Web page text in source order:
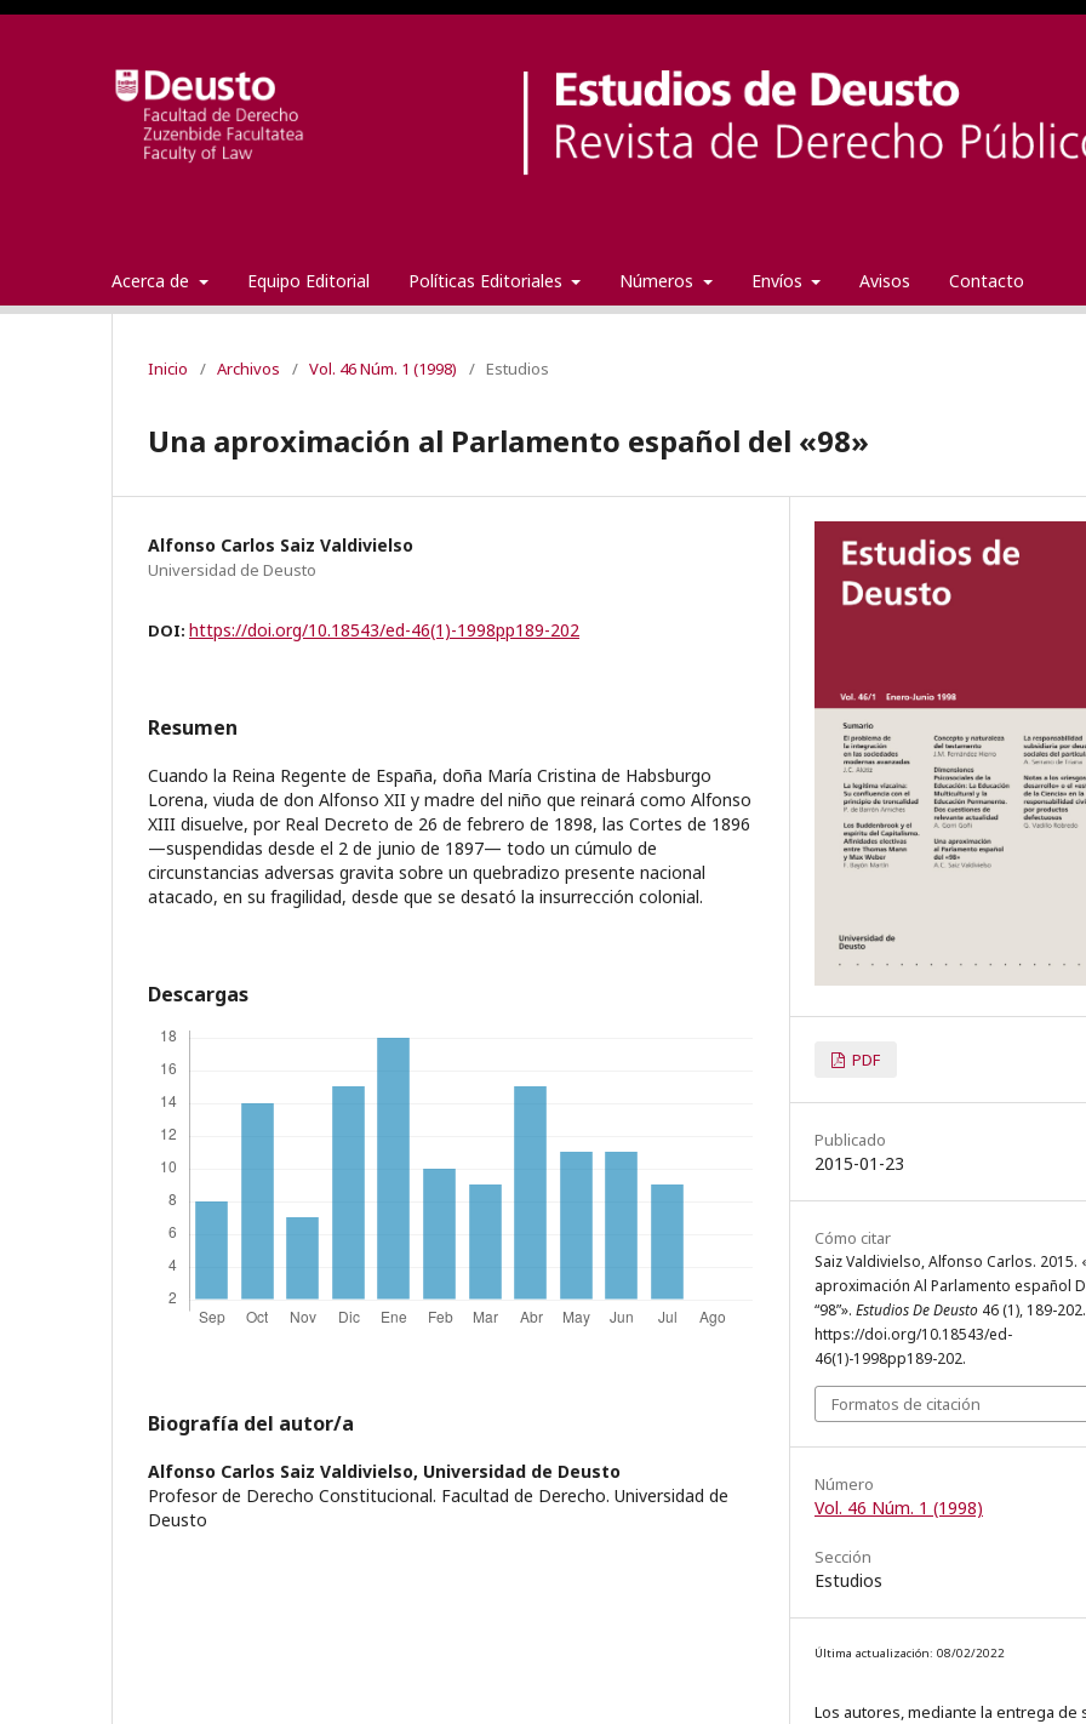
Acerca de Equipo Editorial Políticas Editoriales Números Envíos Avisos Contacto
Inicio / Archivos / Vol. 46 Núm. 1 (1998) / Estudios
Una aproximación al Parlamento español del «98»
Alfonso Carlos Saiz Valdivielso
Universidad de Deusto
DOI: https://doi.org/10.18543/ed-46(1)-1998pp189-202
Resumen
Cuando la Reina Regente de España, doña María Cristina de Habsburgo
Lorena, viuda de don Alfonso XII y madre del niño que reinará como Alfonso
XIII disuelve, por Real Decreto de 26 de febrero de 1898, las Cortes de 1896
—suspendidas desde el 2 de junio de 1897— todo un cúmulo de
circunstancias adversas gravita sobre un quebradizo presente nacional
atacado, en su fragilidad, desde que se desató la insurrección colonial.
Descargas
Biografía del autor/a
Alfonso Carlos Saiz Valdivielso, Universidad de Deusto
Profesor de Derecho Constitucional. Facultad de Derecho. Universidad de
Deusto
PDF
Publicado
2015-01-23
Cómo citar
Saiz Valdivielso, Alfonso Carlos. 2015.
aproximación Al Parlamento español
“98”». Estudios De Deusto 46 (1), 189-202.
https://doi.org/10.18543/ed-
46(1)-1998pp189-202.
Formatos de citación
Número
Vol. 46 Núm. 1 (1998)
Sección
Estudios
Última actualización: 08/02/2022
Los autores, mediante la entrega de